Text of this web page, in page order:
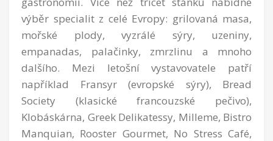
výběr specialit z celé Evropy: grilovaná masa,
mořské plody, vyzrálé sýry, uzeniny,
empanadas, palačinky, zmrzlinu a mnoho
dalšího. Mezi letošní vystavovatele patří
například Fransyr (evropské sýry), Bread
Society (klasické francouzské pečivo),
Klobáskárna, Greek Delikatessy, Milleme, Bistro
Manquian, Rooster Gourmet, No Stress Café,